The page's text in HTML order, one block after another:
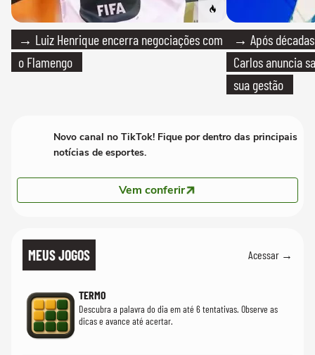
→ Luiz Henrique encerra negociações com
o Flamengo
→ Após
Carlos anuncia
sua gestão
Novo canal no TikTok! Fique por dentro das principais
notícias de esportes.
Vem conferir
MEUS JOGOS Acessar →
TERMO
Descubra a palavra do dia em até 6 tentativas. Observe as
dicas e avance até acertar.